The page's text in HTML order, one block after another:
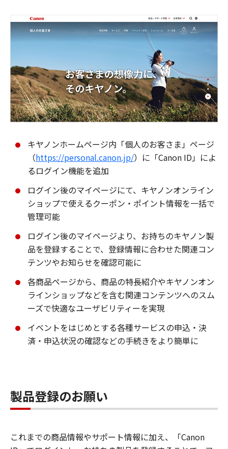
キヤノンホームページ内「個人のお客さま」ページ
（https://personal.canon.jp/）に「Canon ID」によ
るログイン機能を追加
ログイン後のマイページにて、キヤノンオンライン
ショップで使えるクーポン・ポイント情報を一括で
管理可能
ログイン後のマイページより、お持ちのキヤノン製
品を登録することで、登録情報に合わせた関連コン
テンツやお知らせを確認可能に
各商品ページから、商品の特長紹介やキヤノンオン
ラインショップなどを含む関連コンテンツへのスム
ーズで快適なユーザビリティーを実現
イベントをはじめとする各種サービスの申込・決
済・申込状況の確認などの手続きをより簡単に
製品登録のお願い
これまでの商品情報やサポート情報に加え、「Canon